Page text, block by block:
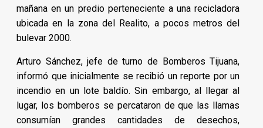
mañana en un predio perteneciente a una recicladora
ubicada en la zona del Realito, a pocos metros del
bulevar 2000.
Arturo Sánchez, jefe de turno de Bomberos Tijuana,
informó que inicialmente se recibió un reporte por un
incendio en un lote baldío. Sin embargo, al llegar al
lugar, los bomberos se percataron de que las llamas
consumían grandes cantidades de desechos,